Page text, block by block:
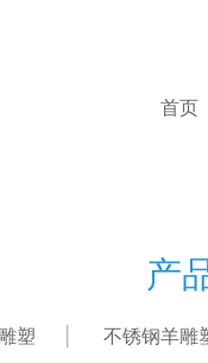
首页
产
塑 不锈钢羊雕